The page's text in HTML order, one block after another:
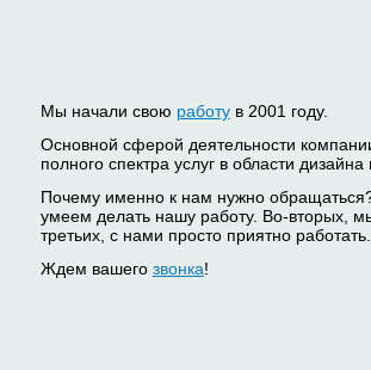
Мы начали свою работув 2001 году.
Основной сферой деятельности
полного спектра услуг в области
Почему именно к нам нужно
умеем делать нашу работу. Во-вторых,
третьих, с нами просто приятно работать.
Ждем вашего звонка!